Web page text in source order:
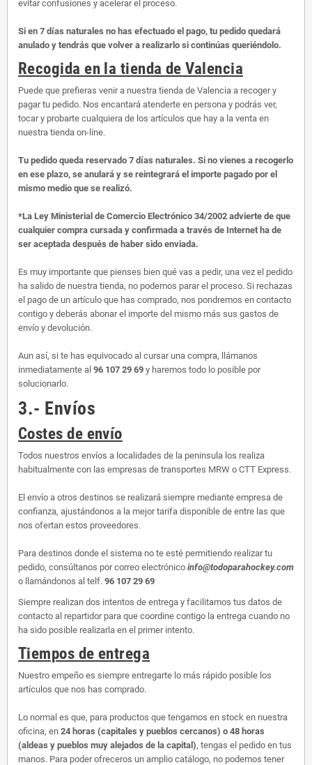
evitar confusiones y acelerar el proceso.
Si en 7 días naturales no has efectuado el pago, tu pedido quedará
anulado y tendrás que volver a realizarlo si continúas queriéndolo.
Recogida en la tienda de Valencia
Puede que prefieras venir a nuestra tienda de Valencia a recoger y
pagar tu pedido. Nos encantará atenderte en persona y podrás ver,
tocar y probarte cualquiera de los artículos que hay a la venta en
nuestra tienda on-line.
Tu pedido queda reservado 7 días naturales. Si no vienes a recogerlo
en ese plazo, se anulará y se reintegrará el importe pagado por el
mismo medio que se realizó.
*La Ley Ministerial de Comercio Electrónico 34/2002 advierte de que
cualquier compra cursada y confirmada a través de Internet ha de
ser aceptada después de haber sido enviada.
Es muy importante que pienses bien qué vas a pedir, una vez el pedido
ha salido de nuestra tienda, no podemos parar el proceso. Si rechazas
el pago de un artículo que has comprado, nos pondremos en contacto
contigo y deberás abonar el importe del mismo más sus gastos de
envío y devolución.
Aun así, si te has equivocado al cursar una compra, llámanos
inmediatamente al 96 107 29 69 y haremos todo lo posible por
solucionarlo.
3.- Envíos
Costes de envío
Todos nuestros envíos a localidades de la peninsula los realiza
habitualmente con las empresas de transportes MRW o CTT Express.
El envío a otros destinos se realizará siempre mediante empresa de
confianza, ajustándonos a la mejor tarifa disponible de entre las que
nos ofertan estos proveedores.
Para destinos donde el sistema no te esté permitiendo realizar tu
pedido, consúltanos por correo electrónico info@todoparahockey.com
o llamándonos al telf. 96 107 29 69
Siempre realizan dos intentos de entrega y facilitamos tus datos de
contacto al repartidor para que coordine contigo la entrega cuando no
ha sido posible realizarla en el primer intento.
Tiempos de entrega
Nuestro empeño es siempre entregarte lo más rápido posible los
artículos que nos has comprado.
Lo normal es que, para productos que tengamos en stock en nuestra
oficina, en 24 horas (capitales y pueblos cercanos) o 48 horas
(aldeas y pueblos muy alejados de la capital), tengas el pedido en tus
manos. Para poder ofreceros un amplio catálogo, no podemos tener